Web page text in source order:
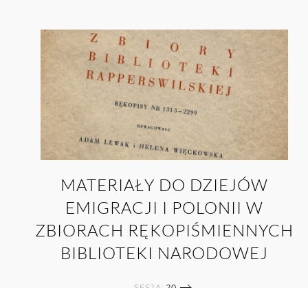
MATERIAŁY DO DZIEJÓW
EMIGRACJI I POLONII W
ZBIORACH RĘKOPIŚMIENNYCH
BIBLIOTEKI NARODOWEJ